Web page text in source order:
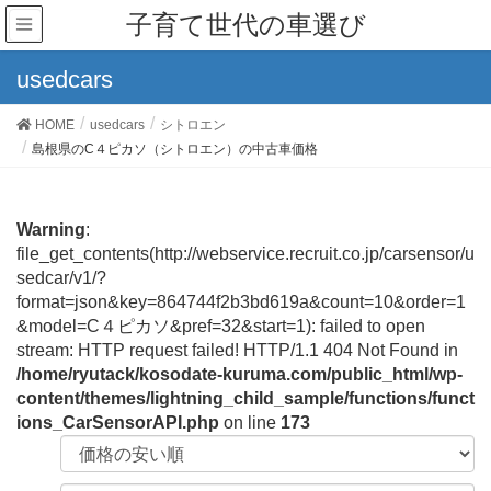
子育て世代の車選び
usedcars
HOME usedcars
シトロエン
島根県のC４ピカソ（シトロエン）の中古車価格
Warning:
file_get_contents(http://webservice.recruit.co.jp/carsensor/u
sedcar/v1/?
format=json&key=864744f2b3bd619a&count=10&order=1
&model=C４ピカソ&pref=32&start=1): failed to open
stream: HTTP request failed! HTTP/1.1 404 Not Found in
/home/ryutack/kosodate-kuruma.com/public_html/wp-
content/themes/lightning_child_sample/functions/funct
ions_CarSensorAPI.php on line 173